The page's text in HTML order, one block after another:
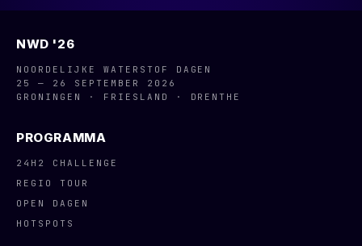
NWD '26
NOORDELIJKE WATERSTOF DAGEN
25 — 26 SEPTEMBER 2026
GRONINGEN · FRIESLAND · DRENTHE
PROGRAMMA
24H2 CHALLENGE
REGIO TOUR
OPEN DAGEN
HOTSPOTS